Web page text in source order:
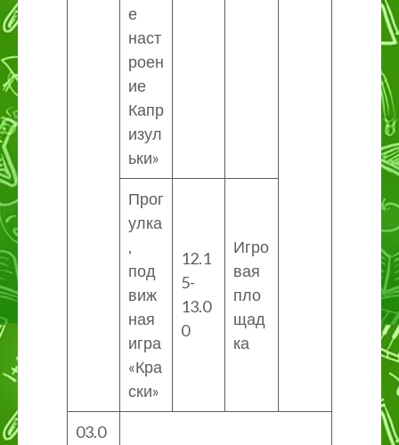
е
наст
роен
ие
Капр
изул
ьки»
Прог
улка
,
под
виж
ная
игра
«Кра
ски»
12.1
5-
13.0
0
Игро
вая
пло
щад
ка
03.0